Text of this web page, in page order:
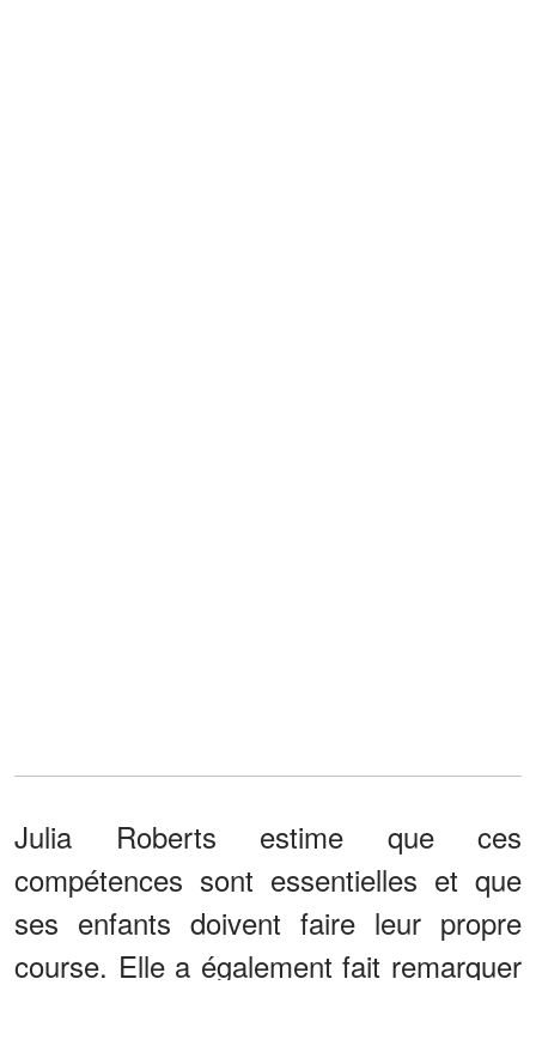
Julia Roberts estime que ces
compétences sont essentielles et que
ses enfants doivent faire leur propre
course. Elle a également fait remarquer